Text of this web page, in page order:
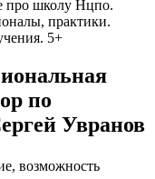
про школу Нцпо.
практики.
5+
по
Увранов
возможность